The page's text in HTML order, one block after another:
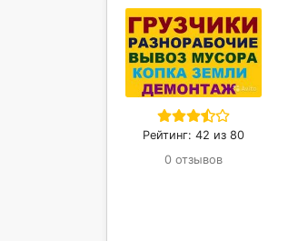
Рейтинг: 42 из 80
0 отзывов